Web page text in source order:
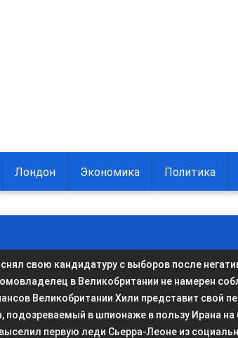
Лондон Экономика Политика
свою кандидатуру с выборов после
в Великобритании не намерен
Великобритании Хили представит свой
подозреваемый в шпионаже в пользу Ирана на
первую леди Сьерра-Леоне из